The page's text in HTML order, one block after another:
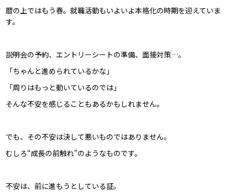
暦の上ではもう春。就職活動もいよいよ本格化の時期を迎えていま
す。
説明会の予約、エントリーシートの準備、面接対策…。
「ちゃんと進められているかな」
「周りはもっと動いているのでは」
そんな不安を感じることもあるかもしれません。
でも、その不安は決して悪いものではありません。
むしろ“成長の前触れ”のようなものです。
不安は、前に進もうとしている証。